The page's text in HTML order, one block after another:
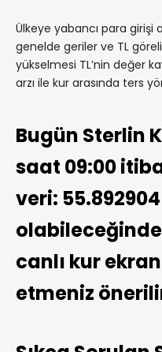
Ülkeye yabancı para girişi
genelde geriler ve TL
yükselmesi TL’nin değer
arzı ile kur arasında ters
Bugün Sterlin
saat 09:00
veri:
canlı kur
etmeniz